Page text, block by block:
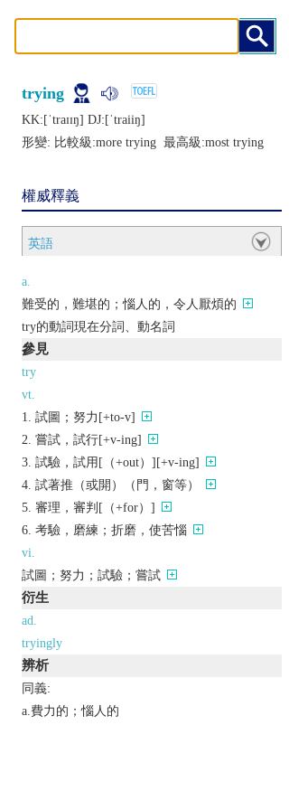
trying
KK:[ˈtraɪɪŋ] DJ:[ˈtraiiŋ]
形變: 比較級:more trying 最高級:most trying
權威釋義
英語
a.
難受的，難堪的；惱人的，令人厭煩的
try的動詞現在分詞、動名詞
參見
try
vt.
試圖；努力[+to-v]
嘗試，試行[+v-ing]
試驗，試用[（+out）][+v-ing]
試著推（或開）（門，窗等）
審理，審判[（+for）]
考驗，磨練；折磨，使苦惱
vi.
試圖；努力；試驗；嘗試
衍生
ad.
tryingly
辨析
同義:
a.費力的；惱人的